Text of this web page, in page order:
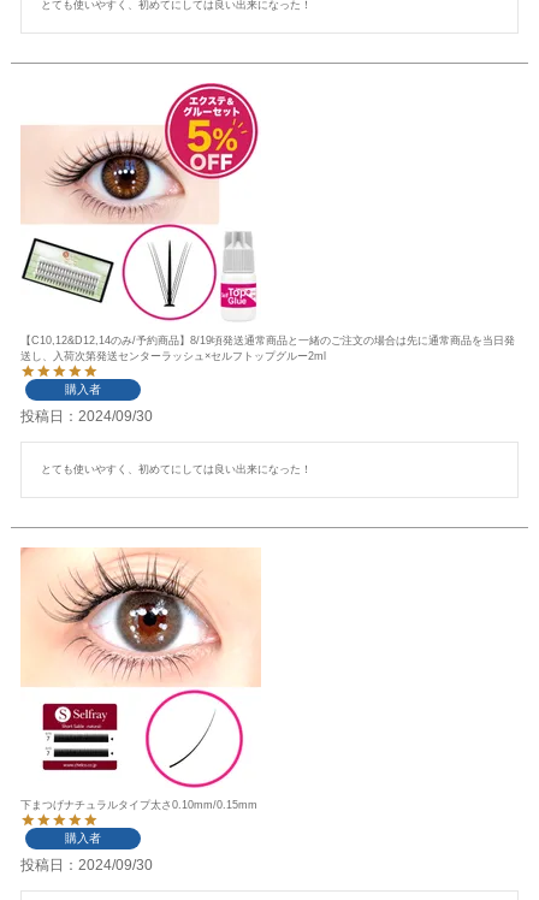
とても使いやすく、初めてにしては良い出来になった！
【C10,12&D12,14のみ/予約商品】8/19頃発送通常商品と一緒のご注文の場合は先に通常商品を当日発
送し、入荷次第発送センターラッシュ×セルフトップグルー2ml
購入者
投稿日 2024/09/30
とても使いやすく、初めてにしては良い出来になった！
下まつげナチュラルタイプ太さ0.10mm/0.15mm
購入者
投稿日 2024/09/30